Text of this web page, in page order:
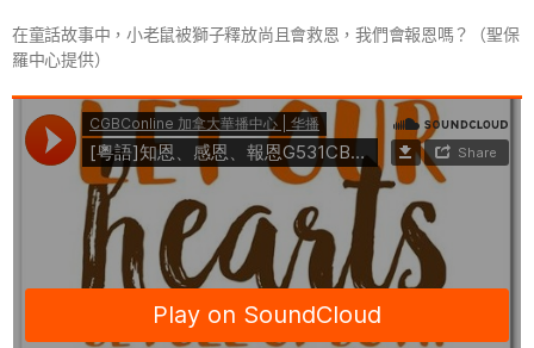
在童話故事中，小老鼠被獅子釋放尚且會救恩，我們會報恩嗎？（聖保
羅中心提供）